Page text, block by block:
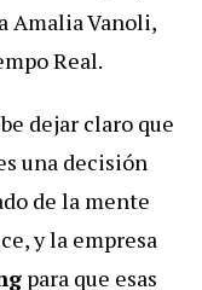
Amalia Vanoli,
Real.
dejar claro que
una decisión
de la mente
y la empresa
para que esas